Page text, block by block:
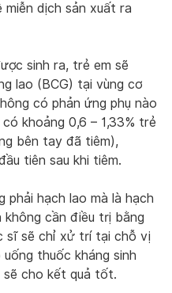
miễn dịch sản xuất ra
sinh ra, trẻ em sẽ
lao (BCG) tại vùng cơ
có phản ứng phụ nào
khoảng 0,6 – 1,33% trẻ
bên tay đã tiêm),
tiên sau khi tiêm.
phải hạch lao mà là hạch
không cần điều trị bằng
sĩ sẽ chỉ xử trí tại chỗ vị
thuốc kháng sinh
cho kết quả tốt.